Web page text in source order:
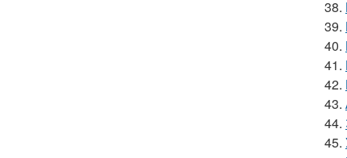
38.
39.
40.
41.
42.
43.
44.
45.